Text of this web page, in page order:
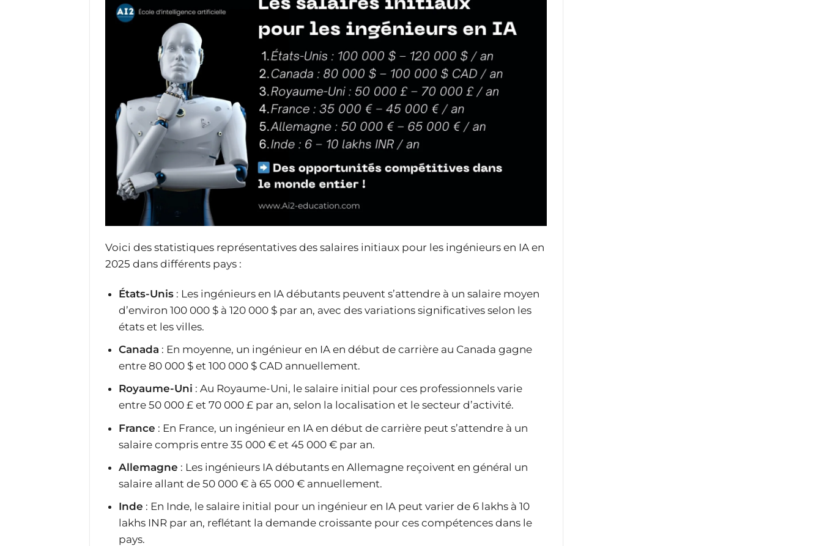
Voici des statistiques représentatives des salaires initiaux pour les ingénieurs en IA en
2025 dans différents pays :
États-Unis : Les ingénieurs en IA débutants peuvent s’attendre à un salaire moyen
d’environ 100 000 $ à 120 000 $ par an, avec des variations significatives selon les
états et les villes.
Canada : En moyenne, un ingénieur en IA en début de carrière au Canada gagne
entre 80 000 $ et 100 000 $ CAD annuellement.
Royaume-Uni : Au Royaume-Uni, le salaire initial pour ces professionnels varie
entre 50 000 £ et 70 000 £ par an, selon la localisation et le secteur d’activité.
France : En France, un ingénieur en IA en début de carrière peut s’attendre à un
salaire compris entre 35 000 € et 45 000 € par an.
Allemagne : Les ingénieurs IA débutants en Allemagne reçoivent en général un
salaire allant de 50 000 € à 65 000 € annuellement.
Inde : En Inde, le salaire initial pour un ingénieur en IA peut varier de 6 lakhs à 10
lakhs INR par an, reflétant la demande croissante pour ces compétences dans le
pays.